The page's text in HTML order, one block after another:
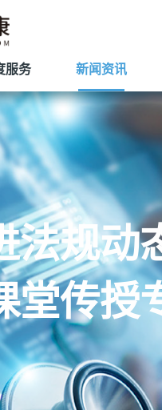
服务 新闻资讯
法规动
堂传授